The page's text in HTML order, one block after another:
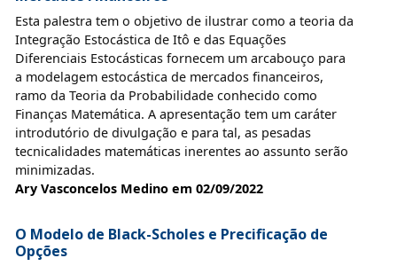
Esta palestra tem o objetivo de ilustrar como a teoria da
Integração Estocástica de Itô e das Equações
Diferenciais Estocásticas fornecem um arcabouço para
a modelagem estocástica de mercados financeiros,
ramo da Teoria da Probabilidade conhecido como
Finanças Matemática. A apresentação tem um caráter
introdutório de divulgação e para tal, as pesadas
tecnicalidades matemáticas inerentes ao assunto serão
minimizadas.
Ary Vasconcelos Medino em 02/09/2022
O Modelo de Black-Scholes e Precificação de
Opções